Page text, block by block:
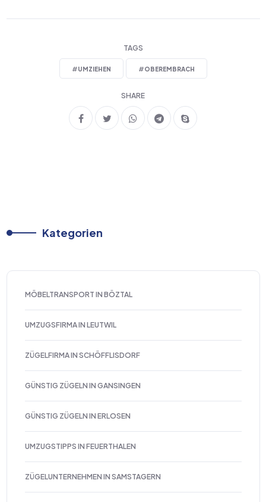
TAGS
#UMZIEHEN #OBEREMBRACH
SHARE
Kategorien
MÖBELTRANSPORT IN BÖZTAL
UMZUGSFIRMA IN LEUTWIL
ZÜGELFIRMA IN SCHÖFFLISDORF
GÜNSTIG ZÜGELN IN GANSINGEN
GÜNSTIG ZÜGELN IN ERLOSEN
UMZUGSTIPPS IN FEUERTHALEN
ZÜGELUNTERNEHMEN IN SAMSTAGERN